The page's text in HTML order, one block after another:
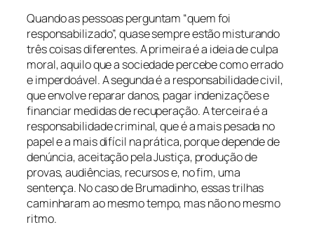
Quando as pessoas perguntam “quem foi
responsabilizado”, quase sempre estão misturando
três coisas diferentes. A primeira é a ideia de culpa
moral, aquilo que a sociedade percebe como errado
e imperdoável. A segunda é a responsabilidade civil,
que envolve reparar danos, pagar indenizações e
financiar medidas de recuperação. A terceira é a
responsabilidade criminal, que é a mais pesada no
papel e a mais difícil na prática, porque depende de
denúncia, aceitação pela Justiça, produção de
provas, audiências, recursos e, no fim, uma
sentença. No caso de Brumadinho, essas trilhas
caminharam ao mesmo tempo, mas não no mesmo
ritmo.